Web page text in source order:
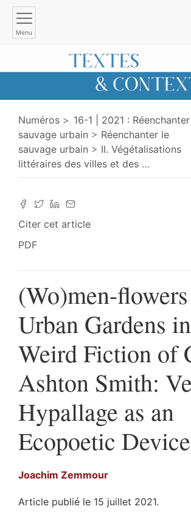
Menu
Numéros
16-1 | 2021 :
sauvage urbain
Réenchanter le
sauvage urbain
II. Végétalisations
littéraires des villes et des …
Citer cet article
PDF
(Wo)men-
Urban Gardens
Weird Fiction of
Ashton Smith:
Hypallage as an
Ecopoetic Device
Joachim Zemmour
Article publié le 15 juillet 2021.